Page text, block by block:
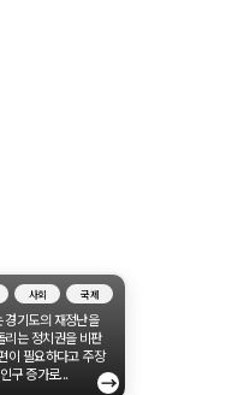
사회 국제
경기도의 재정난을
리는 정치권을 비판
이 필요하다고 주장
구 증가로...
→